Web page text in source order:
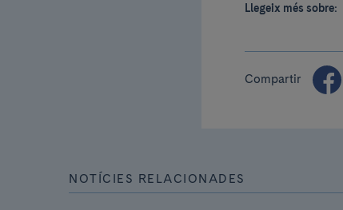
Llegeix més sobre:
Compartir
NOTÍCIES RELACIONADES